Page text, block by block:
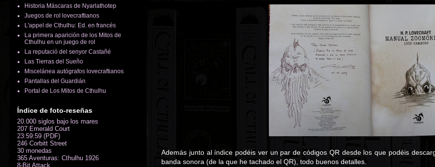
Además junto al índice podéis ver un par de códigos QR desde los que podéis
banda sonora (de la que he tachado el QR), todo buenos detalles.
Historia Máscaras de Nyarlathotep
Juegos de rol lovecraftianos
L'appel de Cthulhu: Ed. en francés
La primera aparición de los Mitos de
Cthulhu en un juego de rol
La reputació del senyor Castañé
Las Tierras del Sueño
Miscelánea autógrafos lovecraftianos
Pantallas del Guardián
Portal de Los Mitos de Cthulhu
Índice de foto-reseñas
20.000 siglos bajo los mares
207 Emerald Court
23:59:59 (PDF)
246 Corbitt Street
30 monedas
365 Aventuras: Cthulhu 1926
8-Bit Attack